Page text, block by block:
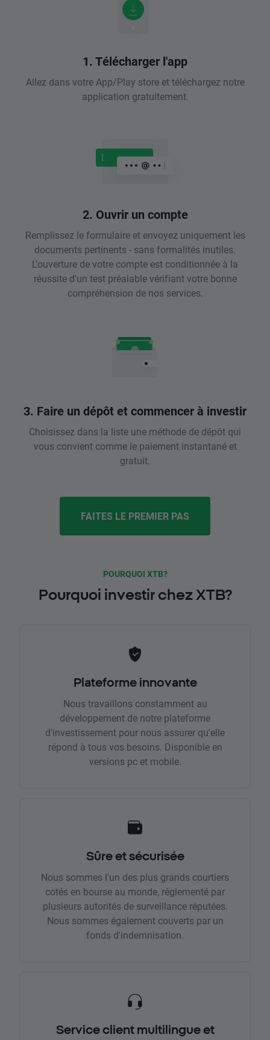
1. Télécharger l'app
Allez dans votre App/Play store et téléchargez notre
application gratuitement.
2. Ouvrir un compte
Remplissez le formulaire et envoyez uniquement les
documents pertinents - sans formalités inutiles.
L'ouverture de votre compte est conditionnée à la
réussite d'un test préalable vérifiant votre bonne
compréhension de nos services.
3. Faire un dépôt et commencer à investir
Choisissez dans la liste une méthode de dépôt qui
vous convient comme le paiement instantané et
gratuit.
FAITES LE PREMIER PAS
POURQUOI XTB?
Pourquoi investir chez XTB?
Plateforme innovante
Nous travaillons constamment au
développement de notre plateforme
d'investissement pour nous assurer qu'elle
répond à tous vos besoins. Disponible en
versions pc et mobile.
Sûre et sécurisée
Nous sommes l'un des plus grands courtiers
cotés en bourse au monde, réglementé par
plusieurs autorités de surveillance réputées.
Nous sommes également couverts par un
fonds d'indemnisation.
Service client multilingue et